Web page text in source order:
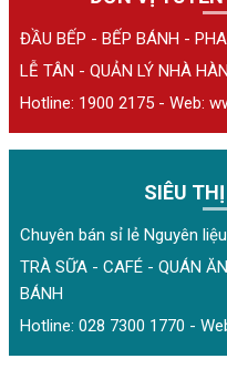
ĐẦU BẾP - BẾP BÁNH -
LỄ TÂN - QUẢN LÝ NHÀ
Hotline: 1900 2175 - Web:
SIÊU
Chuyên bán sỉ lẻ Nguyên
TRÀ SỮA - CAFÉ - QUÁN
BÁNH
Hotline: 028 7300 1770 -